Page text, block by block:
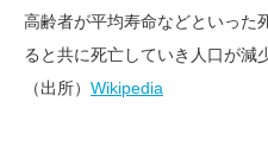
高齢者が平均寿命などといった
ると共に死亡していき人口が減
（出所） Wikipedia